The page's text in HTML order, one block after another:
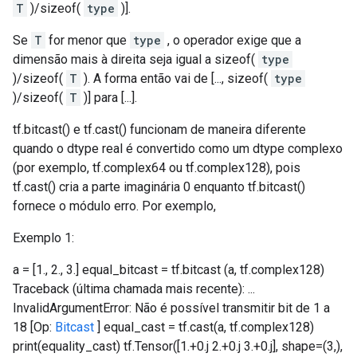
T )/sizeof( type )].
Se T for menor que type , o operador exige que a
dimensão mais à direita seja igual a sizeof( type
)/sizeof( T ). A forma então vai de [..., sizeof( type
)/sizeof( T )] para [...].
tf.bitcast() e tf.cast() funcionam de maneira diferente
quando o dtype real é convertido como um dtype complexo
(por exemplo, tf.complex64 ou tf.complex128), pois
tf.cast() cria a parte imaginária 0 enquanto tf.bitcast()
fornece o módulo erro. Por exemplo,
Exemplo 1:
a = [1., 2., 3.] equal_bitcast = tf.bitcast (a, tf.complex128)
Traceback (última chamada mais recente): ...
InvalidArgumentError: Não é possível transmitir bit de 1 a
18 [Op: Bitcast ] equal_cast = tf.cast(a, tf.complex128)
print(equality_cast) tf.Tensor([1.+0.j 2.+0.j 3.+0.j], shape=(3,),